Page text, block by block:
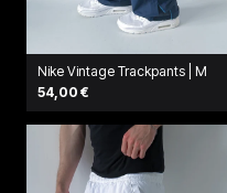
Nike Vintage Trackpants | M
54,00 €